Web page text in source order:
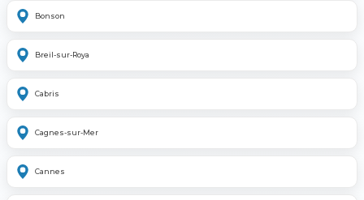
Bonson
Breil-sur-Roya
Cabris
Cagnes-sur-Mer
Cannes